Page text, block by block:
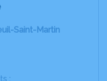
Saint-Martin
;